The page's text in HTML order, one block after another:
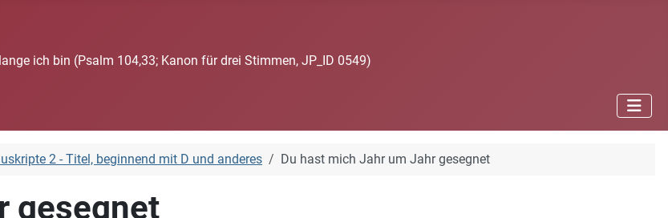
ich bin (Psalm 104,33; Kanon für drei Stimmen, JP_ID 0549)
2 - Titel, beginnend mit D und anderes Du hast mich Jahr um Jahr gesegnet
gesegnet